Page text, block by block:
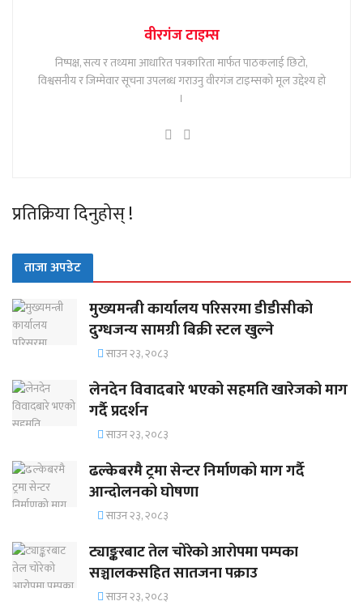
वीरगंज टाइम्स
निष्पक्ष, सत्य र तथ्यमा आधारित पत्रकारिता मार्फत पाठकलाई छिटो,
विश्वसनीय र जिम्मेवार सूचना उपलब्ध गराउनु वीरगंज टाइम्सको मूल उद्देश्य हो
।
प्रतिक्रिया दिनुहोस् !
ताजा अपडेट
मुख्यमन्त्री कार्यालय परिसरमा डीडीसीको
दुग्धजन्य सामग्री बिक्री स्टल खुल्ने
साउन २३, २०८३
लेनदेन विवादबारे भएको सहमति खारेजको माग
गर्दै प्रदर्शन
साउन २३, २०८३
ढल्केबरमै ट्रमा सेन्टर निर्माणको माग गर्दै
आन्दोलनको घोषणा
साउन २३, २०८३
ट्याङ्करबाट तेल चोरेको आरोपमा पम्पका
सञ्चालकसहित सातजना पक्राउ
साउन २३, २०८३